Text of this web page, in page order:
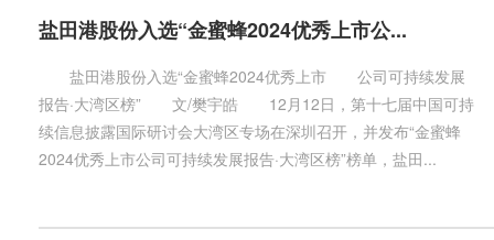
盐田港股份入选“金蜜蜂2024优秀上市公...
盐田港股份入选“金蜜蜂2024优秀上市 公司可持续发展
报告·大湾区榜” 文/樊宇皓 12月12日，第十七届中国可持
续信息披露国际研讨会大湾区专场在深圳召开，并发布“金蜜蜂
2024优秀上市公司可持续发展报告·大湾区榜”榜单，盐田...